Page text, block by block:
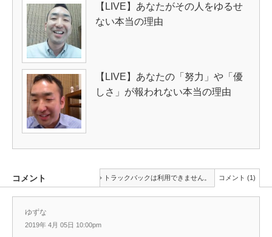
【LIVE】あなたがその人をゆるせ
ない本当の理由
【LIVE】あなたの「努力」や「優
しさ」が報われない本当の理由
コメント トラックバックは利用できません。 コメント (1)
ゆずな
2019年 4月 05日 10:00pm